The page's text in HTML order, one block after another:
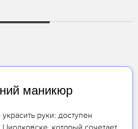
маникюр
руки: доступен
который сочетает